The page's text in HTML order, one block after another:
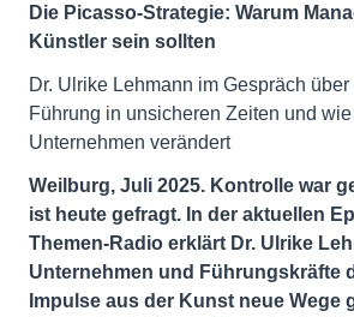
Die Picasso-Strategie: Warum
Künstler sein sollten
Dr. Ulrike Lehmann im Gespräch
Führung in unsicheren Zeiten und
Unternehmen verändert
Weilburg, Juli 2025. Kontrolle war
ist heute gefragt. In der aktuellen
Themen-Radio erklärt Dr. Ulrike
Unternehmen und Führungskräfte
Impulse aus der Kunst neue Wege